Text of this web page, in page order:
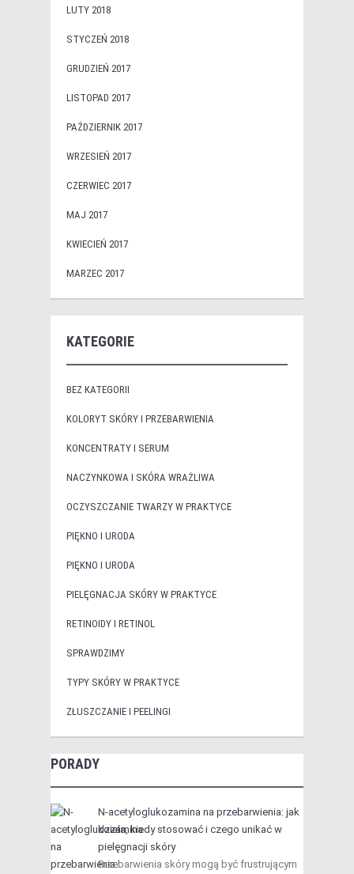
LUTY 2018
STYCZEŃ 2018
GRUDZIEŃ 2017
LISTOPAD 2017
PAŹDZIERNIK 2017
WRZESIEŃ 2017
CZERWIEC 2017
MAJ 2017
KWIECIEŃ 2017
MARZEC 2017
KATEGORIE
BEZ KATEGORII
KOLORYT SKÓRY I PRZEBARWIENIA
KONCENTRATY I SERUM
NACZYNKOWA I SKÓRA WRAŻLIWA
OCZYSZCZANIE TWARZY W PRAKTYCE
PIĘKNO I URODA
PIĘKNO I URODA
PIELĘGNACJA SKÓRY W PRAKTYCE
RETINOIDY I RETINOL
SPRAWDZIMY
TYPY SKÓRY W PRAKTYCE
ZŁUSZCZANIE I PEELINGI
PORADY
N-acetyloglukozamina na przebarwienia: jak
działa, kiedy stosować i czego unikać w
pielęgnacji skóry
Przebarwienia skóry mogą być frustrującym